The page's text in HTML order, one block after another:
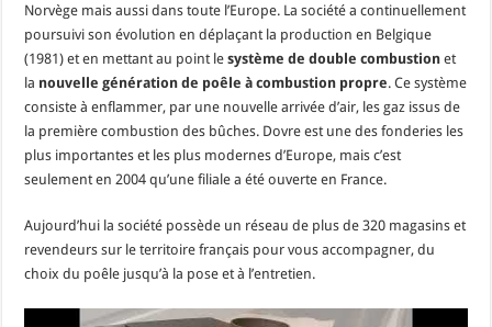
Norvège mais aussi dans toute l’Europe. La société a continuellement
poursuivi son évolution en déplaçant la production en Belgique
(1981) et en mettant au point lesystème de double combustion et
la nouvelle génération de poêle à combustion propre. Ce système
consiste à enflammer, par une nouvelle arrivée d’air, les gaz issus de
la première combustion des bûches. Dovre est une des fonderies les
plus importantes et les plus modernes d’Europe, mais c’est
seulement en 2004 qu’une filiale a été ouverte en France.
Aujourd’hui la société possède un réseau de plus de 320 magasins et
revendeurs sur le territoire français pour vous accompagner, du
choix du poêle jusqu’à la pose et à l’entretien.